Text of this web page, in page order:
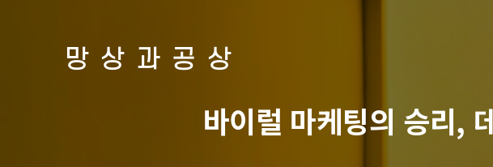
망상과공상
바이럴 마케팅의 승리,